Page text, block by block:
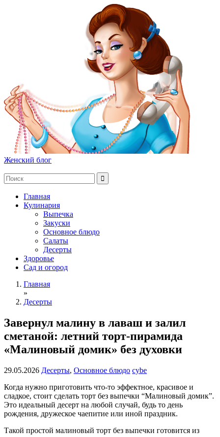
Женский блог
Главная
Кулинария
Выпечка
Закуски
Основное блюдо
Салаты
Десерты
Здоровье
Сад и огород
Главная
»
Десерты
Завернул малину в лаваш и залил
сметаной: летний торт-пирамида
«Малиновый домик» без духовки
29.05.2026 Десерты, Основное блюдо cybe
Когда нужно приготовить что-то эффектное, красивое и
сладкое, стоит сделать торт без выпечки “Малиновый домик”.
Это идеальный десерт на любой случай, будь то день
рождения, дружеское чаепитие или иной праздник.
Такой простой малиновый торт без выпечки готовится из